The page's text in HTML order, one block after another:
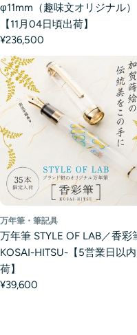
φ11mm（趣味文オリジナル）
【11月04日頃出荷】
¥236,500
万年筆・筆記具
万年筆 STYLE OF LAB／香彩
KOSAI-HITSU-【5営業日以
荷】
¥39,600